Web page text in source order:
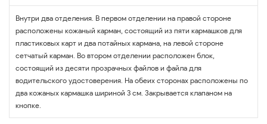
Внутри два отделения. В первом отделении на правой стороне
расположены кожаный карман, состоящий из пяти кармашков для
пластиковых карт и два потайных кармана, на левой стороне
сетчатый карман. Во втором отделении расположен блок,
состоящий из десяти прозрачных файлов и файла для
водительского удостоверения. На обеих сторонах расположены по
два кожаных кармашка шириной 3 см. Закрывается клапаном на
кнопке.